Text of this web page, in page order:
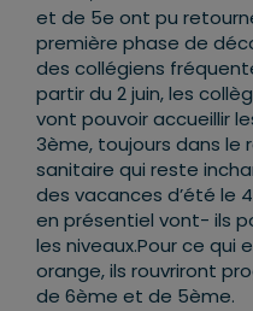
et de 5e ont pu
première phase de
des collégiens
partir du 2 juin, les
vont pouvoir accueillir
3ème, toujours dans
sanitaire qui reste
des vacances d’été le
en présentiel vont- ils
les niveaux.Pour ce qui
orange, ils rouvriront
de 6ème et de 5ème.